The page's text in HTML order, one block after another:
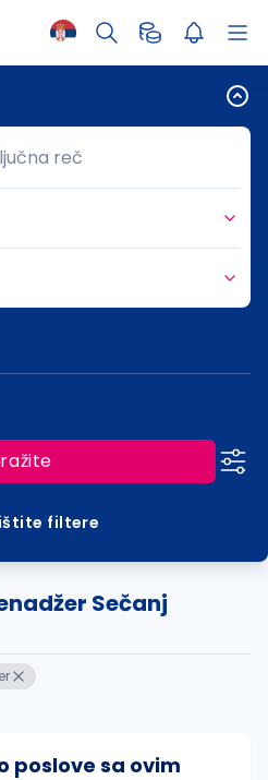
reč
reč
filtere
Sečanj
poslove sa ovim